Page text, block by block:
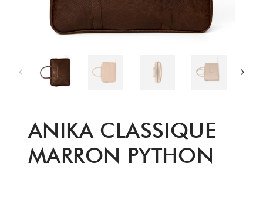
ANIKA CLASSIQUE
MARRON PYTHON